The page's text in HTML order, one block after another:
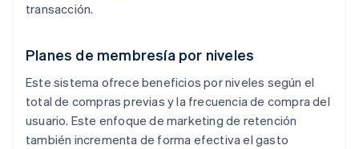
transacción.
Planes de membresía por niveles
Este sistema ofrece beneficios por niveles según el
total de compras previas y la frecuencia de compra del
usuario. Este enfoque de marketing de retención
también incrementa de forma efectiva el gasto